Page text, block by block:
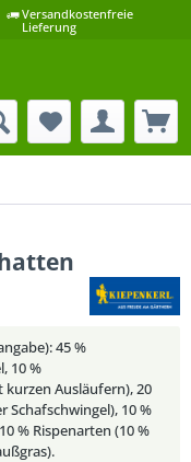
Versandkostenfreie
Lieferung
45 %
10 %
Ausläufern), 20
Schafschwingel), 10 %
% Rispenarten (10 %